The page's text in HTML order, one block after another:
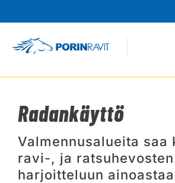
Radankäyttö
Valmennusalueita saa
ravi-, ja ratsuhevosten
harjoitteluun